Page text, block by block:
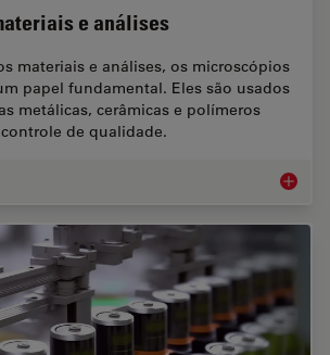
e análises
materiais e análises, os microscópios
papel fundamental. Eles são usados
metálicas, cerâmicas e polímeros
de qualidade.
Ciência